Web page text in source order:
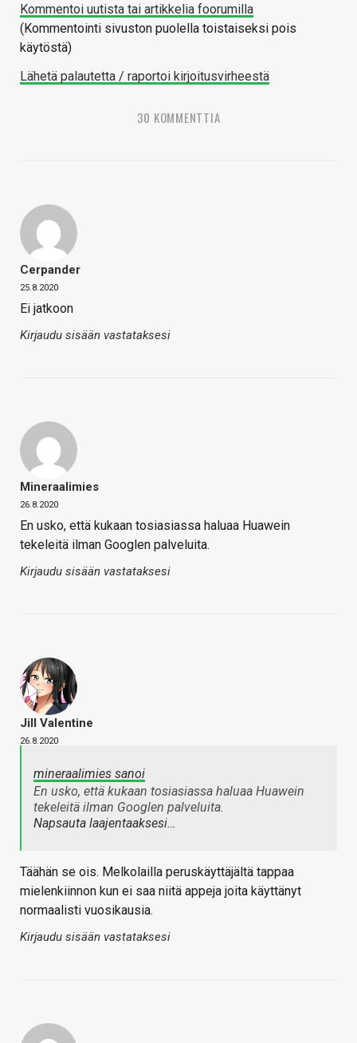
Kommentoi uutista tai artikkelia foorumilla
(Kommentointi sivuston puolella toistaiseksi pois
käytöstä)
Lähetä palautetta / raportoi kirjoitusvirheestä
30 KOMMENTTIA
Cerpander
25.8.2020
Ei jatkoon
Kirjaudu sisään vastataksesi
Mineraalimies
26.8.2020
En usko, että kukaan tosiasiassa haluaa Huawein
tekeleitä ilman Googlen palveluita.
Kirjaudu sisään vastataksesi
Jill Valentine
26.8.2020
mineraalimies sanoi
En usko, että kukaan tosiasiassa haluaa Huawein
tekeleitä ilman Googlen palveluita.
Napsauta laajentaaksesi…
Täähän se ois. Melkolailla peruskäyttäjältä tappaa
mielenkiinnon kun ei saa niitä appeja joita käyttänyt
normaalisti vuosikausia.
Kirjaudu sisään vastataksesi